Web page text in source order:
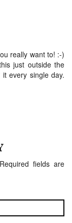
really want to! :-)
just outside the
every single day.
Required fields are